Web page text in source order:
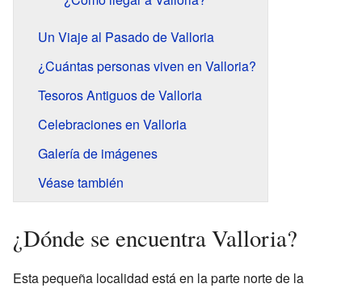
Un Viaje al Pasado de Valloria
¿Cuántas personas viven en Valloria?
Tesoros Antiguos de Valloria
Celebraciones en Valloria
Galería de imágenes
Véase también
¿Dónde se encuentra Valloria?
Esta pequeña localidad está en la parte norte de la